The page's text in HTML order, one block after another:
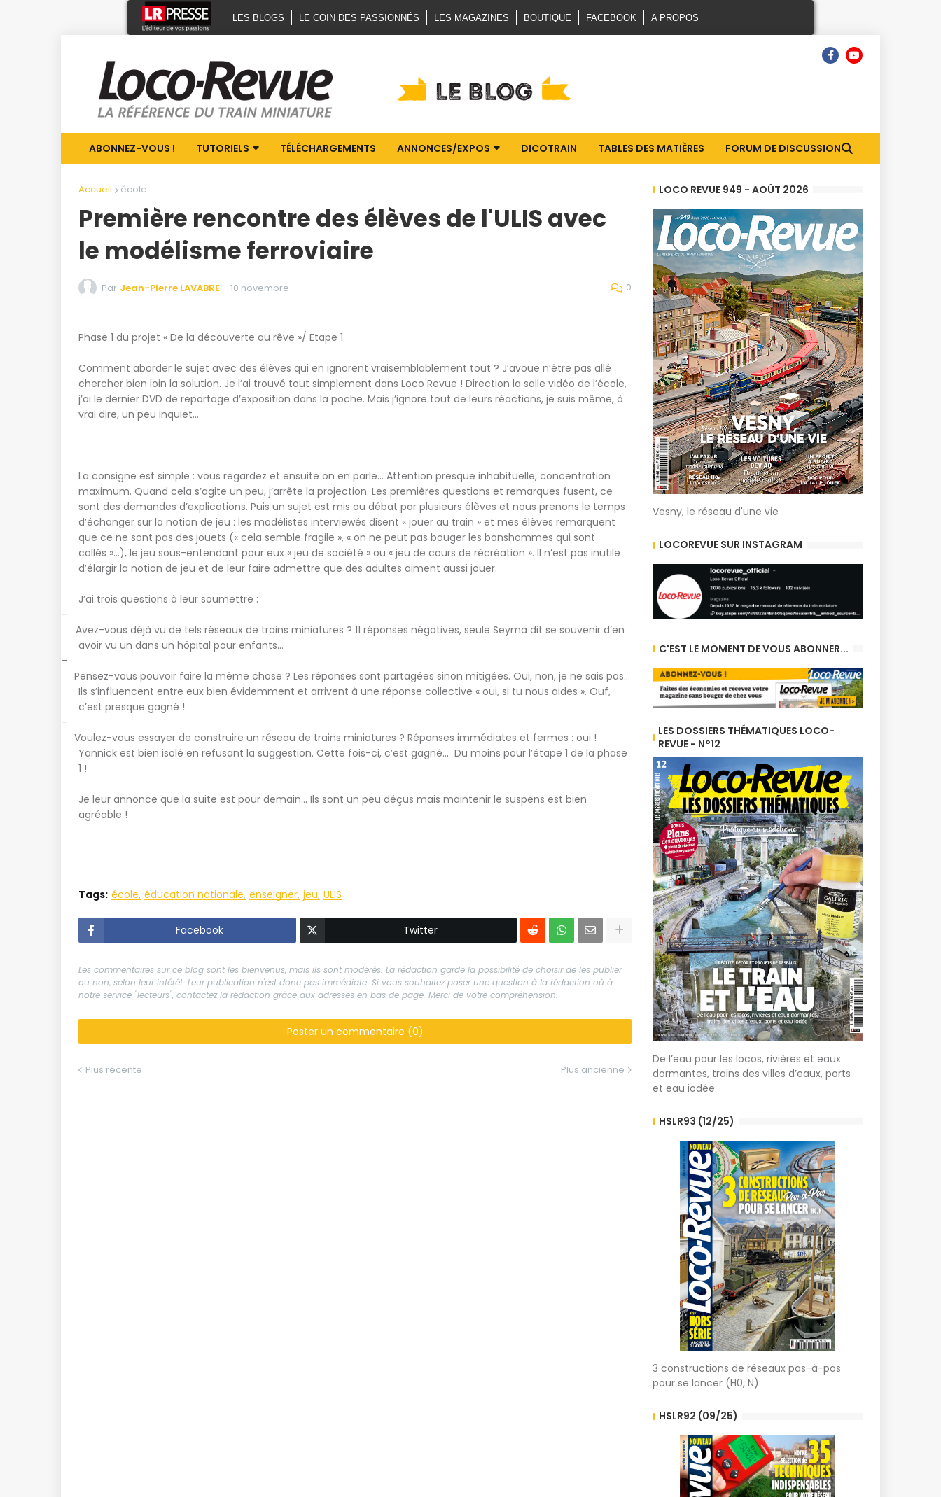
LES BLOGS LE COIN DES PASSIONNÉS LES MAGAZINES BOUTIQUE FACEBOOK A PROPOS
ABONNEZ-VOUS ! TUTORIELS TÉLÉCHARGEMENTS ANNONCES/EXPOS DICOTRAIN TABLES DES MATIÈRES FORUM DE DISCUSSION
Accueil école
Première rencontre des élèves de l'ULIS avec
le modélisme ferroviaire
Par Jean-Pierre LAVABRE - 10 novembre 0
Phase 1 du projet « De la découverte au rêve »/ Etape 1
Comment aborder le sujet avec des élèves qui en ignorent vraisemblablement tout ? J’avoue n’être pas allé
chercher bien loin la solution. Je l’ai trouvé tout simplement dans Loco Revue ! Direction la salle vidéo de l’école,
j’ai le dernier DVD de reportage d’exposition dans la poche. Mais j’ignore tout de leurs réactions, je suis même, à
vrai dire, un peu inquiet…
La consigne est simple : vous regardez et ensuite on en parle… Attention presque inhabituelle, concentration
maximum. Quand cela s’agite un peu, j’arrête la projection. Les premières questions et remarques fusent, ce
sont des demandes d’explications. Puis un sujet est mis au débat par plusieurs élèves et nous prenons le temps
d’échanger sur la notion de jeu : les modélistes interviewés disent « jouer au train » et mes élèves remarquent
que ce ne sont pas des jouets (« cela semble fragile », « on ne peut pas bouger les bonshommes qui sont
collés »…), le jeu sous-entendant pour eux « jeu de société » ou « jeu de cours de récréation ». Il n’est pas inutile
d’élargir la notion de jeu et de leur faire admettre que des adultes aiment aussi jouer.
J’ai trois questions à leur soumettre :
-
Avez-vous déjà vu de tels réseaux de trains miniatures ? 11 réponses négatives, seule Seyma dit se souvenir d’en
avoir vu un dans un hôpital pour enfants…
-
Pensez-vous pouvoir faire la même chose ? Les réponses sont partagées sinon mitigées. Oui, non, je ne sais pas…
Ils s’influencent entre eux bien évidemment et arrivent à une réponse collective « oui, si tu nous aides ». Ouf,
c’est presque gagné !
-
Voulez-vous essayer de construire un réseau de trains miniatures ? Réponses immédiates et fermes : oui !
Yannick est bien isolé en refusant la suggestion. Cette fois-ci, c’est gagné… Du moins pour l’étape 1 de la phase
1 !
Je leur annonce que la suite est pour demain… Ils sont un peu déçus mais maintenir le suspens est bien
agréable !
Tags: école éducation nationale enseigner jeu ULIS
Facebook Twitter
Les commentaires sur ce blog sont les bienvenus, mais ils sont modérés. La rédaction garde la possibilité de choisir de les publier
ou non, selon leur intérêt. Leur publication n'est donc pas immédiate. Si vous souhaitez poser une question à la rédaction où à
notre service "lecteurs", contactez la rédaction grâce aux adresses en bas de page. Merci de votre compréhension.
Poster un commentaire (0)
Plus récente Plus ancienne
LOCO REVUE 949 - AOÛT 2026
Vesny, le réseau d'une vie
LOCOREVUE SUR INSTAGRAM
C'EST LE MOMENT DE VOUS ABONNER...
LES DOSSIERS THÉMATIQUES LOCO-
REVUE - N°12
De l’eau pour les locos, rivières et eaux
dormantes, trains des villes d’eaux, ports
et eau iodée
HSLR93 (12/25)
3 constructions de réseaux pas-à-pas
pour se lancer (H0, N)
HSLR92 (09/25)